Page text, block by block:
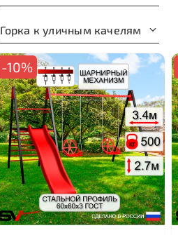
Горка к уличным качелям
-10%